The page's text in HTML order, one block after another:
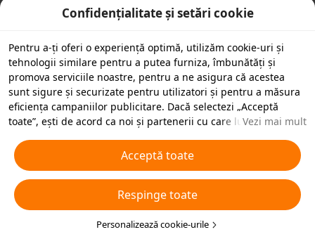
Confidențialitate și setări cookie
Pentru a-ți oferi o experiență optimă, utilizăm cookie-uri și
tehnologii similare pentru a putea furniza, îmbunătăți și
promova serviciile noastre, pentru a ne asigura că acestea
sunt sigure și securizate pentru utilizatori și pentru a măsura
eficiența campaniilor publicitare. Dacă selectezi „Acceptă
toate”, ești de acord ca noi și partenerii cu care lucrăm să
scopuri publicitare. De asemenea, poți „Respinge toate”
cookie-urile neesențiale sau poți alege ce tipuri de cookie-uri
dorești să accepți sau să dezactivezi, printr-un clic mai jos pe
„Personalizare cookie-uri” sau în orice moment în setările de
confidențialitate. Pentru mai multe detalii, veziPolitica noastră
privind cookie-urile și tehnologiile similare .
Vezi mai mult
Acceptă toate
Respinge toate
Personalizează cookie-urile